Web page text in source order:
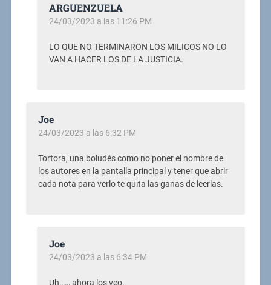
ARGUENZUELA
24/03/2023 a las 11:26 PM
LO QUE NO TERMINARON LOS MILICOS NO LO
VAN A HACER LOS DE LA JUSTICIA.
Joe
24/03/2023 a las 6:32 PM
Tortora, una boludés como no poner el nombre de
los autores en la pantalla principal y tener que abrir
cada nota para verlo te quita las ganas de leerlas.
Joe
24/03/2023 a las 6:34 PM
Uh…… ahora los veo.